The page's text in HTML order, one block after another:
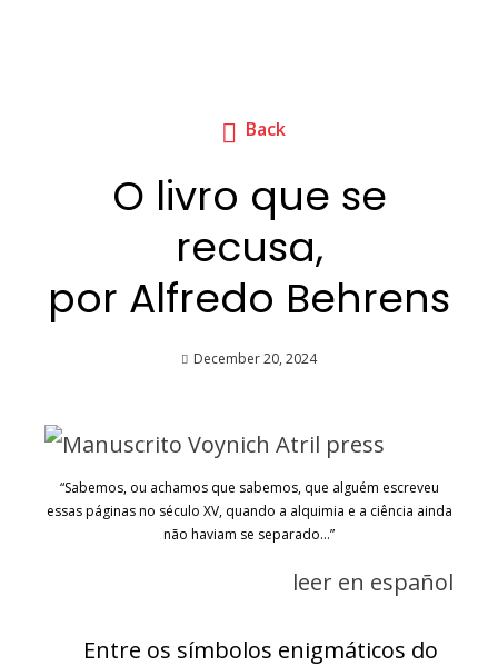
Back
O livro que se
recusa,
por Alfredo Behrens
December 20, 2024
“Sabemos, ou achamos que sabemos, que alguém escreveu
essas páginas no século XV, quando a alquimia e a ciência ainda
não haviam se separado…”
leer en español
Entre os símbolos enigmáticos do